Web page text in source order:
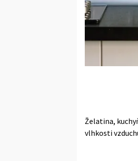
Želatina,
vlhkosti